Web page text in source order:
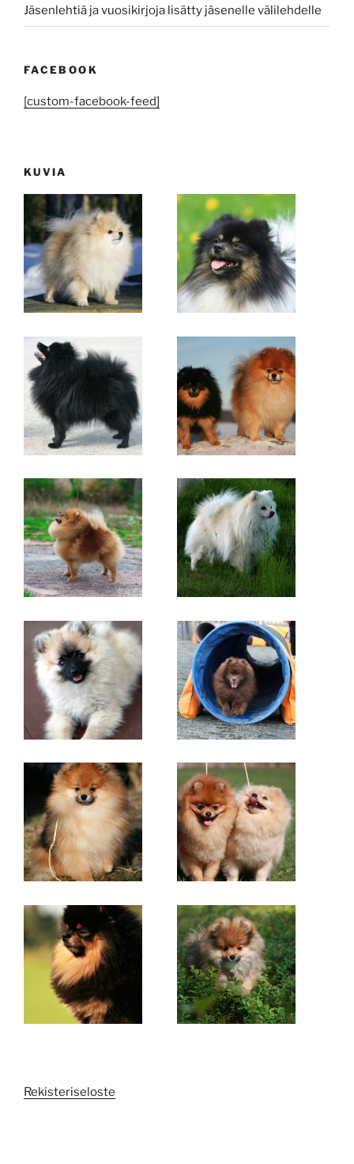
Jäsenlehtiä ja vuosikirjoja lisätty jäsenelle välilehdelle
FACEBOOK
[custom-facebook-feed]
KUVIA
Rekisteriseloste